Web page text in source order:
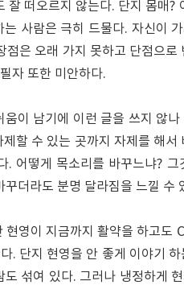
떠오르지 않는다. 단지 몸매?
사람은 극히 드물다. 자신이
은 오래 가지 못하고 단점으로
자 또한 미안하다.
이 남기에 이런 글을 쓰지 않
할 수 있는 곳까지 자제를 해서
어떻게 목소리를 바꾸느냐? 그
더라도 분명 달라짐을 느낄 수
영이 지금까지 활약을 하고도
. 단지 현영을 안 좋게 이야기
섞여 있다. 그러나 냉정하게